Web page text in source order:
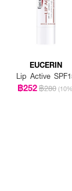
EUCERIN
Lip Active
฿252฿280